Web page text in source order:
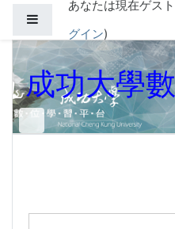
メインコンテンツへスキップす
あなたは現在ゲス
グイン)
成功大學